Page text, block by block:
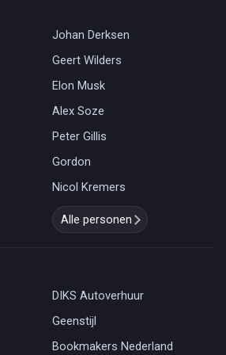
Johan Derksen
Geert Wilders
Elon Musk
Alex Soze
Peter Gillis
Gordon
Nicol Kremers
Alle personen
DIKS Autoverhuur
Geenstijl
Bookmakers Nederland